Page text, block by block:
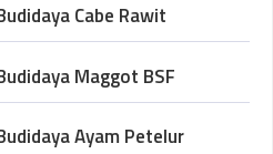
Cabe Rawit
Maggot BSF
Ayam Petelur